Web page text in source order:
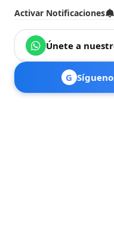
Activar Notificaciones
Únete a
G